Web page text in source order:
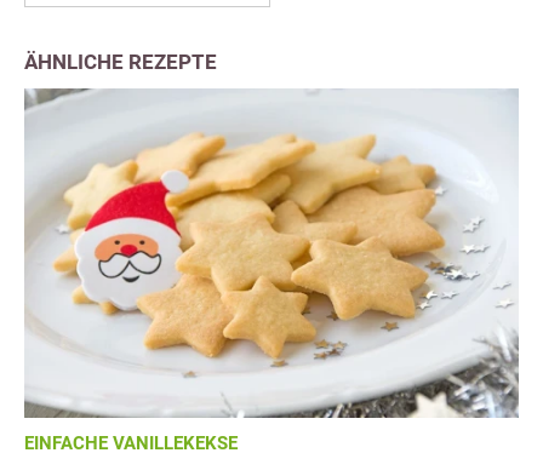
ÄHNLICHE REZEPTE
EINFACHE VANILLEKEKSE